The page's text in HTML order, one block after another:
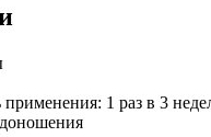
1 раз в 3